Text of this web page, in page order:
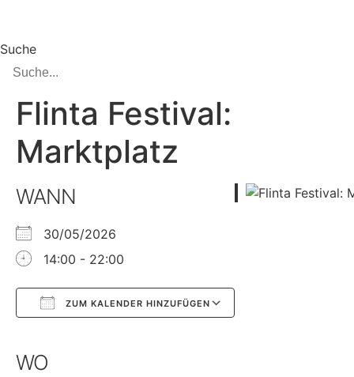
springen
Suche
Flinta Festival:
Marktplatz
WANN
30/05/2026
14:00 - 22:00
ZUM KALENDER HINZUFÜGEN
WO